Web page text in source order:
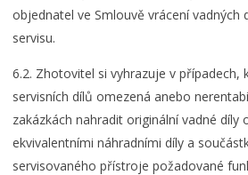
objednatel ve Smlouvě vrácení vadných
servisu.
6.2. Zhotovitel si vyhrazuje v případech,
servisních dílů omezená anebo
zakázkách nahradit originální vadné díly
ekvivalentními náhradními díly a
servisovaného přístroje požadované